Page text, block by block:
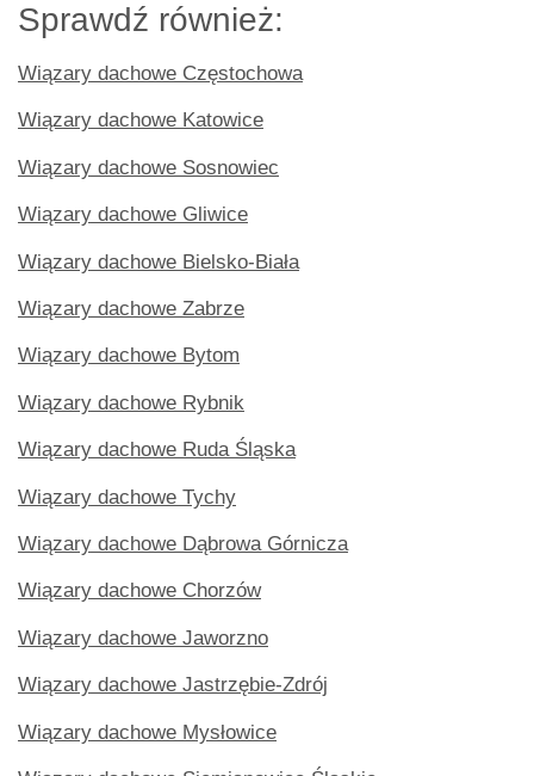
Sprawdź również:
Wiązary dachowe Częstochowa
Wiązary dachowe Katowice
Wiązary dachowe Sosnowiec
Wiązary dachowe Gliwice
Wiązary dachowe Bielsko-Biała
Wiązary dachowe Zabrze
Wiązary dachowe Bytom
Wiązary dachowe Rybnik
Wiązary dachowe Ruda Śląska
Wiązary dachowe Tychy
Wiązary dachowe Dąbrowa Górnicza
Wiązary dachowe Chorzów
Wiązary dachowe Jaworzno
Wiązary dachowe Jastrzębie-Zdrój
Wiązary dachowe Mysłowice